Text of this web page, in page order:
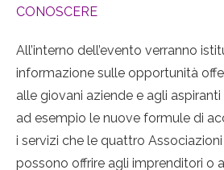
CONOSCERE
All’interno dell’evento verranno
informazione sulle opportunità
alle giovani aziende e agli
ad esempio le nuove formule di
i servizi che le quattro
possono offrire agli imprenditori o